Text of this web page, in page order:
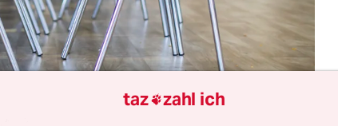
taz zahl ich